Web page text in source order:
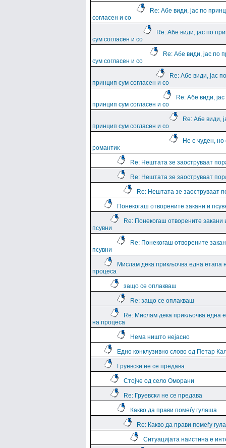
Re: Абе види, јас по
согласен и со
Re: Абе види, јас по
сум согласен и со
Re: Абе види, јас по
сум согласен и со
Re: Абе види, јас по
принцип сум согласен и со
Re: Абе види,
принцип сум согласен и со
Re: Абе види,
принцип сум согласен и со
Не е чуден, но
романтик
Re: Нештата зе заоструваат
Re: Нештата зе заоструваат
Re: Нештата зе заоструваат
Понекогаш отворените закани и
Re: Понекогаш отворените закани
псувни
Re: Понекогаш отворените
псувни
Мислам дека прикљочва една етапа
процеса
защо се оплакваш
Re: защо се оплакваш
Re: Мислам дека прикљочва една
на процеса
Нема ништо нејасно
Едно конклузивно слово од Петар
Груевски не се предава
Стојче од село Оморани
Re: Груевски не се предава
Какво да прави помеѓу гулаша
Re: Какво да прави помеѓу
Ситуацијата наистина е